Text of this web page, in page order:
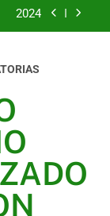
2024
JUJAN
2024
2023